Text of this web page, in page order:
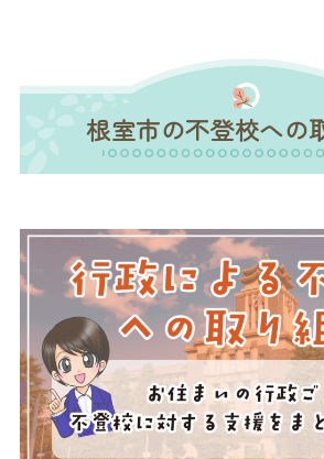
根室市の不登校への